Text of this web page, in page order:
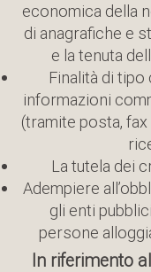
economica della
di anagrafiche e
e la tenuta
Finalità di tipo
informazioni
(tramite posta,
La tutela dei
Adempiere
gli enti
persone
In riferimento